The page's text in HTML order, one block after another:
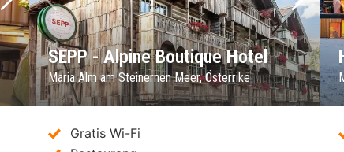
Nästa bildFöregående bild
Nästa
SEPP - Alpine Boutique Hotel
Maria Alm am Steinernen Meer, Österrike
Gratis Wi-Fi